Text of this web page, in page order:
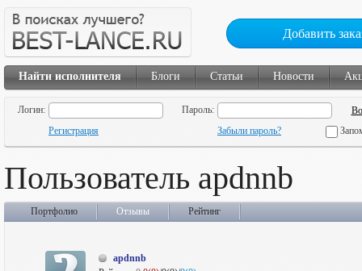
Добавить
Найти исполнителя Блоги Статьи Новости
Логин:
Пароль:
Регистрация
Забыли пароль?
Пользователь apdnnb
Портфолио Отзывы Рейтинг
apdnnb